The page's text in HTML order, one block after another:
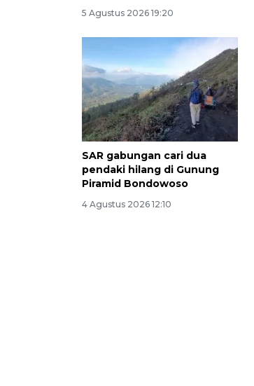
5 Agustus 2026 19:20
SAR gabungan cari dua
pendaki hilang di Gunung
Piramid Bondowoso
4 Agustus 2026 12:10